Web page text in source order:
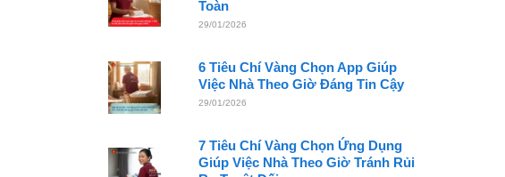
Toàn
29/01/2026
6 Tiêu Chí Vàng Chọn App Giúp
Việc Nhà Theo Giờ Đáng Tin Cậy
29/01/2026
7 Tiêu Chí Vàng Chọn Ứng Dụng
Giúp Việc Nhà Theo Giờ Tránh Rủi